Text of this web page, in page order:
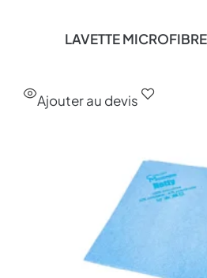
LAVETTE
Ajouter au devis